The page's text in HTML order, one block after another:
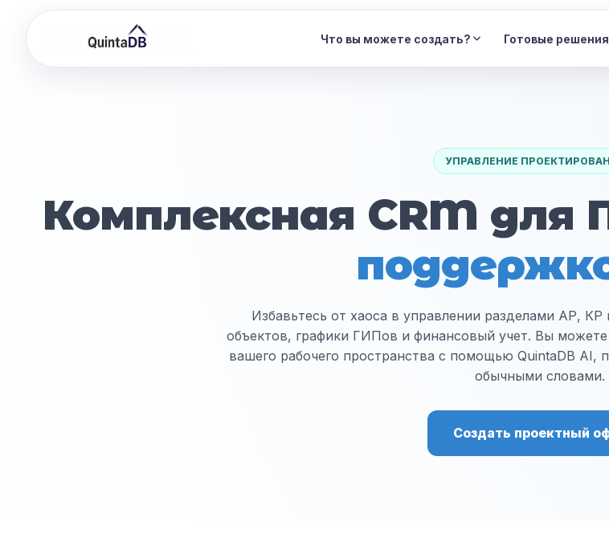
Что вы можете создать? Готовые решения
УПРАВЛЕНИЕ
Комплексная CRM
Избавьтесь от хаоса в управлении разделами АР,
объектов, графики ГИПов и финансовый учет. Вы можете
вашего рабочего пространства с помощью QuintaDB AI,
обычными словами.
Создать проектный